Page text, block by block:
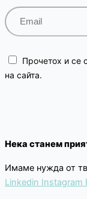
Прочетох и се
на сайта.
Нека станем
Имаме нужда от
Linkedin Instagram